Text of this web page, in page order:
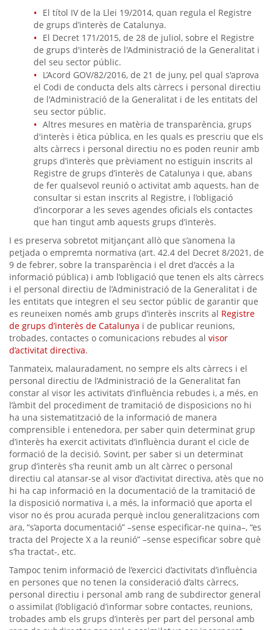
El títol IV de la Llei 19/2014, quan regula el Registre
de grups d’interès de Catalunya.
El Decret 171/2015, de 28 de juliol, sobre el Registre
de grups d'interès de l'Administració de la Generalitat i
del seu sector públic.
L’Acord GOV/82/2016, de 21 de juny, pel qual s'aprova
el Codi de conducta dels alts càrrecs i personal directiu
de l'Administració de la Generalitat i de les entitats del
seu sector públic.
Altres mesures en matèria de transparència, grups
d'interès i ètica pública, en les quals es prescriu que els
alts càrrecs i personal directiu no es poden reunir amb
grups d’interès que prèviament no estiguin inscrits al
Registre de grups d’interès de Catalunya i que, abans
de fer qualsevol reunió o activitat amb aquests, han de
consultar si estan inscrits al Registre, i l’obligació
d’incorporar a les seves agendes oficials els contactes
que han tingut amb aquests grups d’interès.
I es preserva sobretot mitjançant allò que s’anomena la
petjada o empremta normativa (art. 42.4 del Decret 8/2021, de
9 de febrer, sobre la transparència i el dret d'accés a la
informació pública) i amb l’obligació que tenen els alts càrrecs
i el personal directiu de l’Administració de la Generalitat i de
les entitats que integren el seu sector públic de garantir que
es reuneixen només amb grups d’interès inscrits al Registre
de grups d’interès de Catalunya i de publicar reunions,
trobades, contactes o comunicacions rebudes al visor
d’activitat directiva.
Tanmateix, malauradament, no sempre els alts càrrecs i el
personal directiu de l’Administració de la Generalitat fan
constar al visor les activitats d’influència rebudes i, a més, en
l’àmbit del procediment de tramitació de disposicions no hi
ha una sistematització de la informació de manera
comprensible i entenedora, per saber quin determinat grup
d’interès ha exercit activitats d’influència durant el cicle de
formació de la decisió. Sovint, per saber si un determinat
grup d’interès s’ha reunit amb un alt càrrec o personal
directiu cal atansar-se al visor d’activitat directiva, atès que no
hi ha cap informació en la documentació de la tramitació de
la disposició normativa i, a més, la informació que aporta el
visor no és prou acurada perquè inclou generalitzacions com
ara, “s’aporta documentació” –sense especificar-ne quina–, “es
tracta del Projecte X a la reunió” –sense especificar sobre què
s’ha tractat-, etc.
Tampoc tenim informació de l’exercici d’activitats d’influència
en persones que no tenen la consideració d’alts càrrecs,
personal directiu i personal amb rang de subdirector general
o assimilat (l’obligació d’informar sobre contactes, reunions,
trobades amb els grups d’interès per part del personal amb